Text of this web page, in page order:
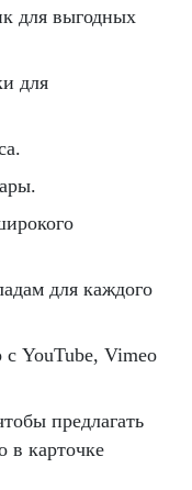
для выгодных
для
для каждого
с YouTube, Vimeo
предлагать
в карточке